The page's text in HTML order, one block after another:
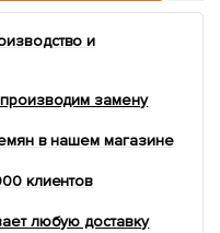
и
замену
в нашем магазине
клиентов
любую доставку